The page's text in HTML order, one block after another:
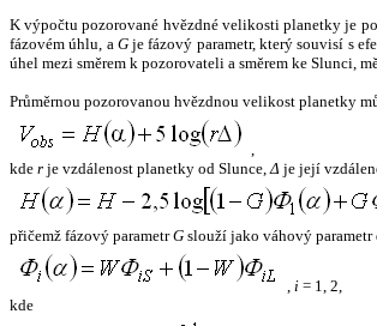
K výpočtu pozorované hvězdné velikosti planetky je
fázovém úhlu, a Gje fázový parametr, který souvisí s
úhel mezi směrem k pozorovateli a směrem ke Slunci,
Průměrnou pozorovanou hvězdnou velikost planetky
,
kde r je vzdálenost planetky od Slunce,Δ je její
přičemž fázový parametrG slouží jako váhový
, i = 1, 2,
kde